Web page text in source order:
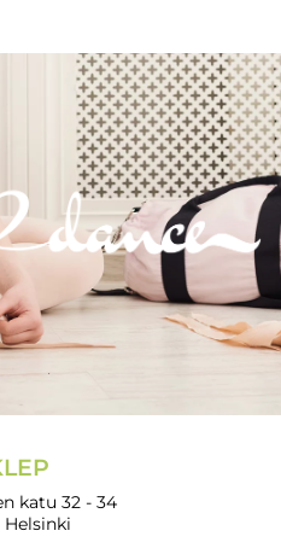
katu 32 - 34
Helsinki